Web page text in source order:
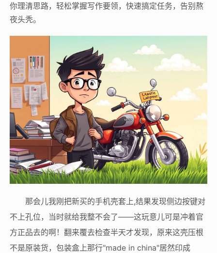
你理清思路，轻松掌握写作要领，快速搞定任务，告别熬
夜头秃。
那会儿我刚把新买的手机壳套上,结果发现侧边按键对
不上孔位，当时就给我整不会了——这玩意儿可是冲着官
方正品去的啊！翻来覆去检查半天才发现，原来这壳压根
不是原装货，包装盒上那行"made in china"居然印成